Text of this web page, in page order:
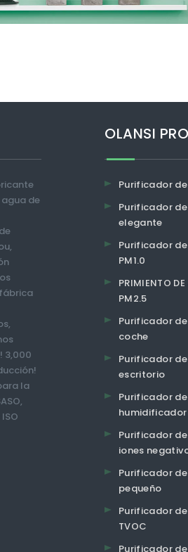
de
3,000
la
OLANSI
Purificador
Purificador
elegante
Purificador
PM1.0
PRIMIENTO DE
PM2.5
Purificador
coche
Purificador
escritorio
Purificador
humidificador
Purificador
iones
Purificador
pequeño
Purificador
TVOC
Purificador de